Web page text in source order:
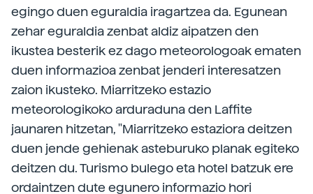
egingo duen eguraldia iragartzea da. Egunean
zehar eguraldia zenbat aldiz aipatzen den
ikustea besterik ez dago meteorologoak ematen
duen informazioa zenbat jenderi interesatzen
zaion ikusteko. Miarritzeko estazio
meteorologikoko arduraduna den Laffite
jaunaren hitzetan, "Miarritzeko estaziora deitzen
duen jende gehienak asteburuko planak egiteko
deitzen du. Turismo bulego eta hotel batzuk ere
ordaintzen dute egunero informazio hori